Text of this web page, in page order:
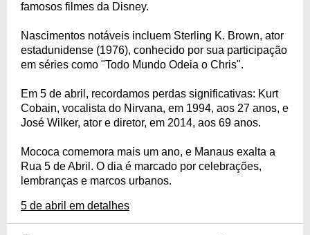
famosos filmes da Disney.
Nascimentos notáveis incluem Sterling K. Brown, ator
estadunidense (1976), conhecido por sua participação
em séries como "Todo Mundo Odeia o Chris".
Em 5 de abril, recordamos perdas significativas: Kurt
Cobain, vocalista do Nirvana, em 1994, aos 27 anos, e
José Wilker, ator e diretor, em 2014, aos 69 anos.
Mococa comemora mais um ano, e Manaus exalta a
Rua 5 de Abril. O dia é marcado por celebrações,
lembranças e marcos urbanos.
5 de abril em detalhes